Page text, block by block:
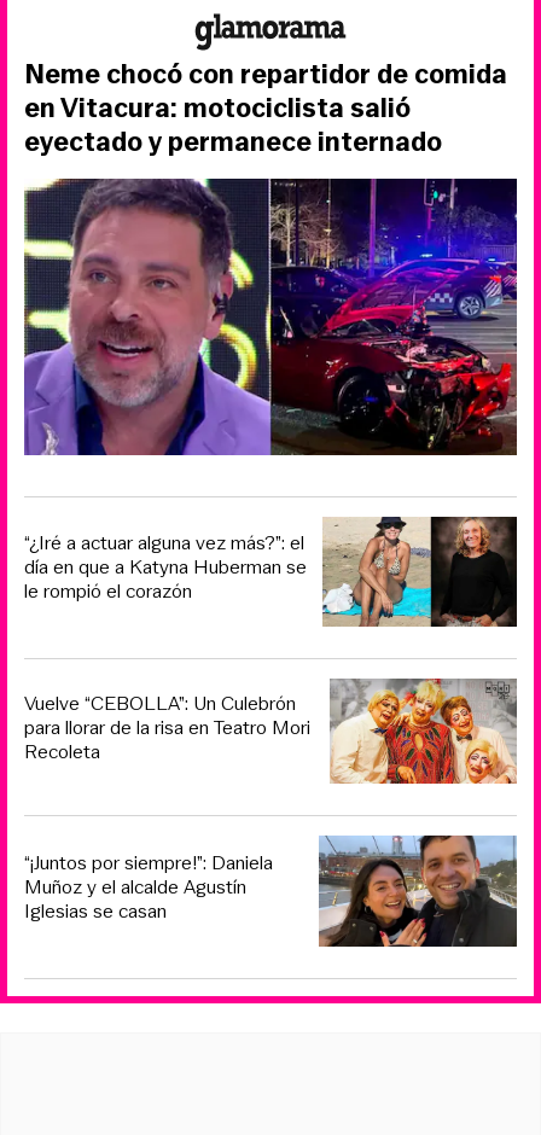
Neme chocó con repartidor de comida
en Vitacura: motociclista salió
eyectado y permanece internado
“¿Iré a actuar alguna vez más?”: el
día en que a Katyna Huberman se
le rompió el corazón
Vuelve “CEBOLLA”: Un Culebrón
para llorar de la risa en Teatro Mori
Recoleta
“¡Juntos por siempre!”: Daniela
Muñoz y el alcalde Agustín
Iglesias se casan